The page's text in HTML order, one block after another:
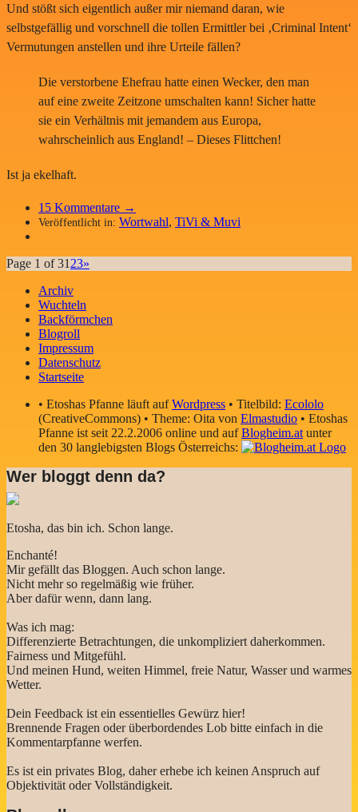
Und stößt sich eigentlich außer mir niemand daran, wie
selbstgefällig und vorschnell die tollen Ermittler bei ‚Criminal Intent‘
Vermutungen anstellen und ihre Urteile fällen?
Die verstorbene Ehefrau hatte einen Wecker, den man
auf eine zweite Zeitzone umschalten kann! Sicher hatte
sie ein Verhältnis mit jemandem aus Europa,
wahrscheinlich aus England! – Dieses Flittchen!
Ist ja ekelhaft.
15 Kommentare →
Veröffentlicht in: Wortwahl, TiVi & Muvi
Page 1 of 31 23»
Archiv
Wuchteln
Backförmchen
Blogroll
Impressum
Datenschutz
Startseite
• Etoshas Pfanne läuft aufWordpress • Titelbild: Ecololo
(CreativeCommons) • Theme: Oita von Elmastudio • Etoshas
Pfanne ist seit 22.2.2006 online und aufBlogheim.at unter
den 30 langlebigsten Blogs Österreichs:
Wer bloggt denn da?
Etosha, das bin ich. Schon lange.
Enchanté!
Mir gefällt das Bloggen. Auch schon lange.
Nicht mehr so regelmäßig wie früher.
Aber dafür wenn, dann lang.
Was ich mag:
Differenzierte Betrachtungen, die unkompliziert daherkommen.
Fairness und Mitgefühl.
Und meinen Hund, weiten Himmel, freie Natur, Wasser und warmes
Wetter.
Dein Feedback ist ein essentielles Gewürz hier!
Brennende Fragen oder überbordendes Lob bitte einfach in die
Kommentarpfanne werfen.
Es ist ein privates Blog, daher erhebe ich keinen Anspruch auf
Objektivität oder Vollständigkeit.